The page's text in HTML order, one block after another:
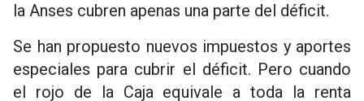
la Anses cubren apenas una parte del déficit.
Se han propuesto nuevos impuestos y aportes
especiales para cubrir el déficit. Pero cuando
el rojo de la Caja equivale a toda la renta